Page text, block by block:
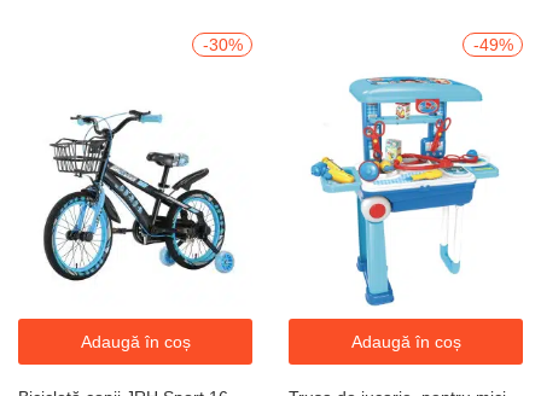
-30%
Adaugă în coș
-49%
Adaugă în coș